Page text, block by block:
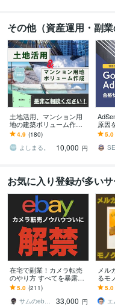
その他（資産運用・副
土地活用、マンション用
地の建築ボリューム作成
します 基準法はもちろん
の事、天空率や日影規
制、条例等も考慮致しま
4.9 (180)
よしまる。
10,000 円
原因
点・
出し
アド
5.0
お気に入り登録が多い
在宅で副業！カメラ転売
のやり方 すべてを暴露し
ます 円安の今、輸出がア
ツい 初歩から実益に至る
プロセスを詳細解説
5.0 (211)
サムのebayカメラ輸出転売
33,000 円
メル
るモ
ます
力商
伸ば
5.0
エ